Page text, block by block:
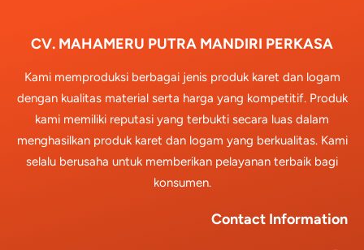
CV. MAHAMERU PUTRA MANDIRI PERKASA
Kami memproduksi berbagai jenis produk karet dan logam
dengan kualitas material serta harga yang kompetitif. Produk
kami memiliki reputasi yang terbukti secara luas dalam
menghasilkan produk karet dan logam yang berkualitas. Kami
selalu berusaha untuk memberikan pelayanan terbaik bagi
konsumen.
Contact Information